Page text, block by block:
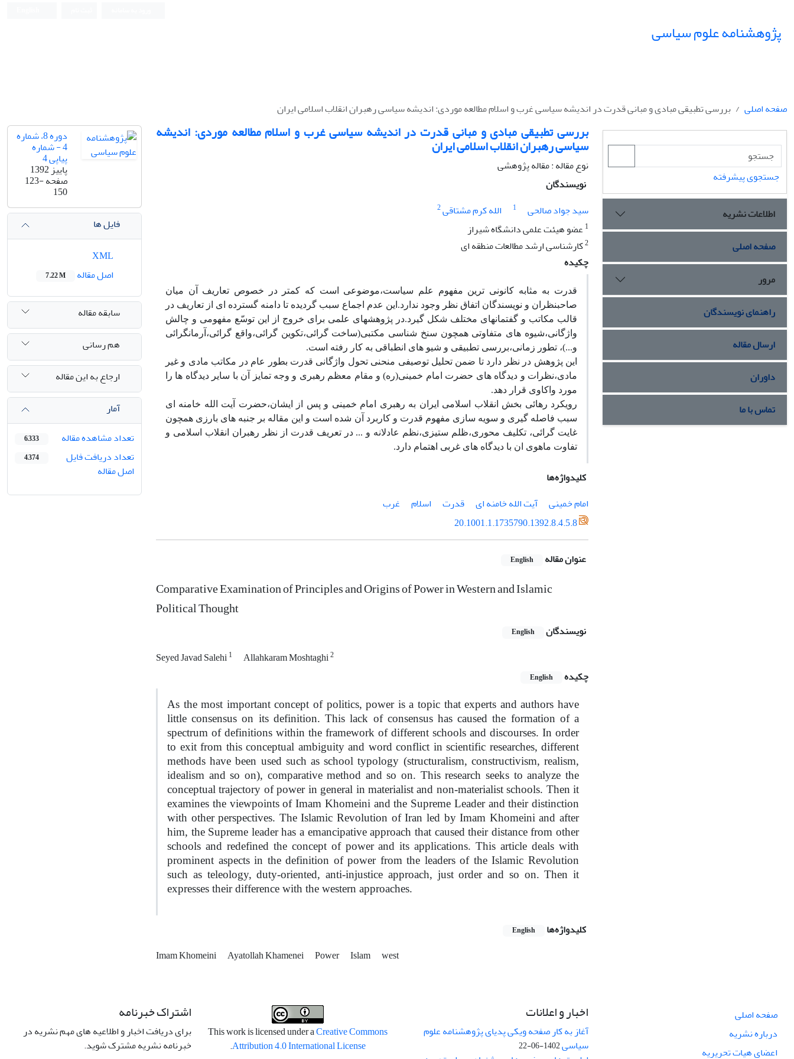
پژوهشنامه علوم سیاسی
صفحه اصلی بررسی تطبیقی مبادی و مبانی قدرت در اندیشه سیاسی غرب و اسلام مطالعه موردی: اندیشه سیاسی رهبران انقلاب اسلامی ایران
بررسی تطبیقی مبادی و مبانی قدرت در اندیشه سیاسی غرب و اسلام مطالعه موردی: اندیشه
سیاسی رهبران انقلاب اسلامی ایران
نوع مقاله : مقاله پژوهشی
نویسندگان
سید جواد صالحی
1 الله کرم مشتاقی2
1 عضو هیئت علمی دانشگاه شیراز
2کارشناسی ارشد مطالعات منطقه ای
چکیده
قدرت به مثابه کانونی ترین مفهوم علم سیاست،موضوعی است که کمتر در خصوص تعاریف آن میان
صاحبنظران و نویسندگان اتفاق نظر وجود ندارد.این عدم اجماع سبب گردیده تا دامنه گسترده ای از تعاریف در
قالب مکاتب و گفتمانهای مختلف شکل گیرد.در پژوهشهای علمی برای خروج از این توسّع مفهومی و چالش
واژگانی،شیوه های متفاوتی همچون سنخ شناسی مکتبی(ساخت گرائی،تکوین گرائی،واقع گرائی،آرمانگرائی
و...)، تطور زمانی،بررسی تطبیقی و شیو های انطباقی به کار رفته است.
این پژوهش در نظر دارد تا ضمن تحلیل توصیفی منحنی تحول واژگانی قدرت بطور عام در مکاتب مادی و غیر
مادی،نظرات و دیدگاه های حضرت امام خمینی(ره) و مقام معظم رهبری و وجه تمایز آن با سایر دیدگاه ها را
مورد واکاوی قرار دهد.
رویکرد رهائی بخش انقلاب اسلامی ایران به رهبری امام خمینی و پس از ایشان،حضرت آیت الله خامنه ای
سبب فاصله گیری و سویه سازی مفهوم قدرت و کاربرد آن شده است و این مقاله بر جنبه های بارزی همچون
غایت گرائی، تکلیف محوری،ظلم ستیزی،نظم عادلانه و ... در تعریف قدرت از نظر رهبران انقلاب اسلامی و
تفاوت ماهوی ان با دیدگاه های غربی اهتمام دارد.
کلیدواژه‌ها
امام خمینی
آیت الله خامنه ای قدرت اسلام
غرب
20.1001.1.1735790.1392.8.4.5.8
عنوان مقاله English
Comparative Examination of Principles and Origins of Power in Western and Islamic
Political Thought
نویسندگان English
Seyed Javad Salehi1 Allahkaram Moshtaghi2
چکیده English
As the most important concept of politics, power is a topic that experts and authors have
little consensus on its definition. This lack of consensus has caused the formation of a
spectrum of definitions within the framework of different schools and discourses. In order
to exit from this conceptual ambiguity and word conflict in scientific researches, different
methods have been used such as school typology (structuralism, constructivism, realism,
idealism and so on), comparative method and so on. This research seeks to analyze the
conceptual trajectory of power in general in materialist and non-materialist schools. Then it
examines the viewpoints of Imam Khomeini and the Supreme Leader and their distinction
with other perspectives. The Islamic Revolution of Iran led by Imam Khomeini and after
him, the Supreme leader has a emancipative approach that caused their distance from other
schools and redefined the concept of power and its applications. This article deals with
prominent aspects in the definition of power from the leaders of the Islamic Revolution
such as teleology, duty-oriented, anti-injustice approach, just order and so on. Then it
expresses their difference with the western approaches.
کلیدواژه‌ها English
Imam Khomeini Ayatollah Khamenei Power Islam west
دوره 8، شماره
4 - شماره
پیاپی 4
پاییز 1392
صفحه123-
150
فایل ها
اصل مقاله
7.22 M
سابقه مقاله
هم رسانی
ارجاع به این مقاله
آمار
تعداد مشاهده مقاله
6,333
تعداد دریافت فایل
اصل مقاله
4,374
جستجوی پیشرفته
اطلاعات نشریه
صفحه اصلی
مرور
راهنمای نویسندگان
ارسال مقاله
داوران
تماس با ما
صفحه اصلی
درباره نشریه
اعضای هیات تحریریه
اخبار و اعلانات
آغاز به کار صفحه ویکی پدیای پژوهشنامه علوم
سیاسی1402-06-22
This work is licensed under aCreative Commons
Attribution 4.0 International License
.
اشتراک خبرنامه
برای دریافت اخبار و اطلاعیه های مهم نشریه در
خبرنامه نشریه مشترک شوید.